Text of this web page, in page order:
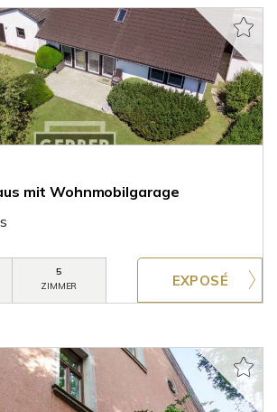
mit Wohnmobilgarage
5
ZIMMER